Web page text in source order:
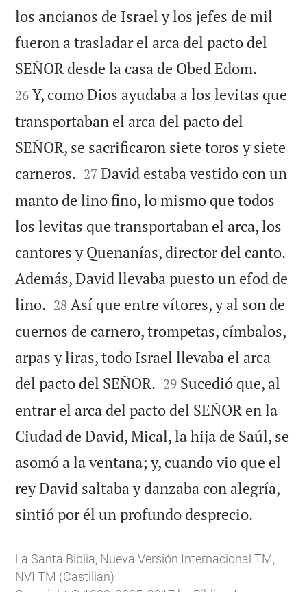
los ancianos de Israel y los jefes de mil
fueron a trasladar el arca del pacto del
SEÑOR desde la casa de Obed Edom.
26 Y, como Dios ayudaba a los levitas que
transportaban el arca del pacto del
SEÑOR, se sacrificaron siete toros y siete
carneros. 

27 David estaba vestido con un
manto de lino fino, lo mismo que todos
los levitas que transportaban el arca, los
cantores y Quenanías, director del canto.
Además, David llevaba puesto un efod de
lino. 

28 Así que entre vítores, y al son de
cuernos de carnero, trompetas, címbalos,
arpas y liras, todo Israel llevaba el arca
del pacto del SEÑOR. 

29 Sucedió que, al
entrar el arca del pacto del SEÑOR en la
Ciudad de David, Mical, la hija de Saúl, se
asomó a la ventana; y, cuando vio que el
rey David saltaba y danzaba con alegría,
sintió por él un profundo desprecio.
La Santa Biblia, Nueva Versión Internacional TM,
NVI TM (Castilian)